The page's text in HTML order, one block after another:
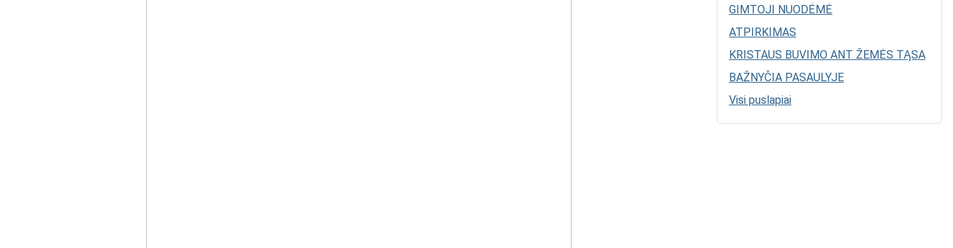
GIMTOJI NUODĖMĖ
ATPIRKIMAS
KRISTAUS BUVIMO ANT ŽEMĖS TĄSA
BAŽNYČIA PASAULYJE
Visi puslapiai